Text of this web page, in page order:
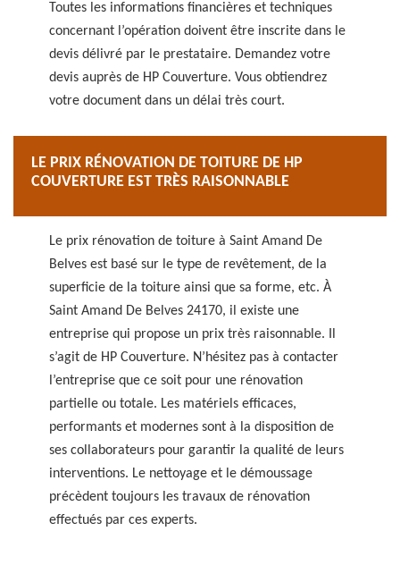
Toutes les informations financières et techniques
concernant l’opération doivent être inscrite dans le
devis délivré par le prestataire. Demandez votre
devis auprès de HP Couverture. Vous obtiendrez
votre document dans un délai très court.
LE PRIX RÉNOVATION DE TOITURE DE HP
COUVERTURE EST TRÈS RAISONNABLE
Le prix rénovation de toiture à Saint Amand De
Belves est basé sur le type de revêtement, de la
superficie de la toiture ainsi que sa forme, etc. À
Saint Amand De Belves 24170, il existe une
entreprise qui propose un prix très raisonnable. Il
s’agit de HP Couverture. N’hésitez pas à contacter
l’entreprise que ce soit pour une rénovation
partielle ou totale. Les matériels efficaces,
performants et modernes sont à la disposition de
ses collaborateurs pour garantir la qualité de leurs
interventions. Le nettoyage et le démoussage
précèdent toujours les travaux de rénovation
effectués par ces experts.